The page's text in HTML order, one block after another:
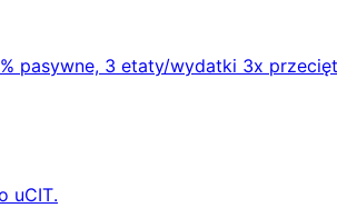
pasywne, 3 etaty/wydatki 3x
uCIT.